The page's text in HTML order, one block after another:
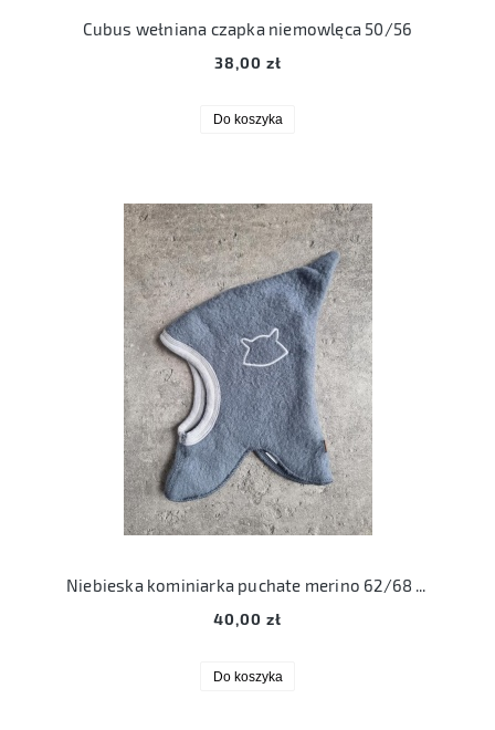
Cubus wełniana czapka niemowlęca 50/56
38,00 zł
Do koszyka
Niebieska kominiarka puchate merino 62/68 Cubus mini
40,00 zł
Do koszyka